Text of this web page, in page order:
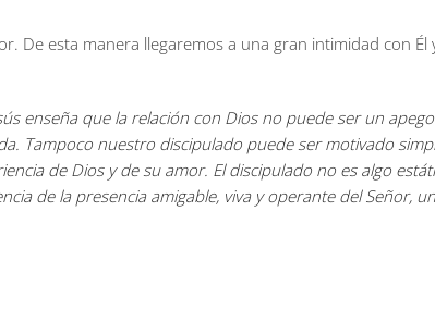
De esta manera llegaremos a una gran intimidad con
enseña que la relación con Dios no puede ser un
Tampoco nuestro discipulado puede ser motivado
de Dios y de su amor. El discipulado no es algo
de la presencia amigable, viva y operante del Señor,